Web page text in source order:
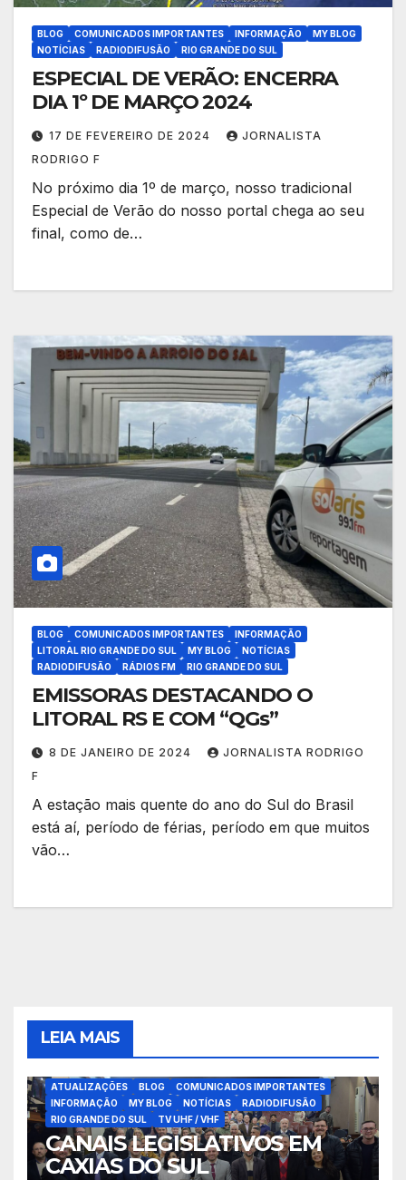
BLOG COMUNICADOS IMPORTANTES INFORMAÇÃO
MY BLOG
NOTÍCIAS
RADIODIFUSÃO RIO GRANDE DO SUL
ESPECIAL DE VERÃO: ENCERRA
DIA 1º DE MARÇO 2024
17 DE FEVEREIRO DE 2024
JORNALISTA
RODRIGO F
No próximo dia 1º de março, nosso tradicional
Especial de Verão do nosso portal chega ao seu
final, como de…
BLOG COMUNICADOS IMPORTANTES
INFORMAÇÃO
LITORAL RIO GRANDE DO SUL
MY BLOG
NOTÍCIAS
RADIODIFUSÃO
RÁDIOS FM RIO GRANDE DO SUL
EMISSORAS DESTACANDO O
LITORAL RS E COM “QGs”
8 DE JANEIRO DE 2024
JORNALISTA RODRIGO
F
A estação mais quente do ano do Sul do Brasil
está aí, período de férias, período em que muitos
vão…
LEIA MAIS
ATUALIZAÇÕES BLOG
COMUNICADOS IMPORTANTES
INFORMAÇÃO
MY BLOG NOTÍCIAS
RADIODIFUSÃO
RIO GRANDE DO SUL
TV UHF / VHF
CANAIS LEGISLATIVOS EM
CAXIAS DO SUL